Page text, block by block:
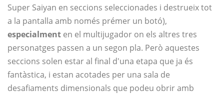
Super Saiyan en seccions seleccionades i destrueix tot
a la pantalla amb només prémer un botó),
especialment en el multijugador on els altres tres
personatges passen a un segon pla. Però aquestes
seccions solen estar al final d'una etapa que ja és
fantàstica, i estan acotades per una sala de
desafiaments dimensionals que podeu obrir amb